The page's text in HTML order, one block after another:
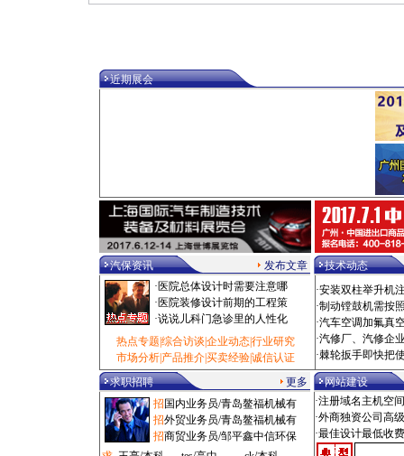
·接杆/泰州市 10000元
·乘用车/深圳市 100000元
·热风枪/泰州市 100000元
·气钻/广州市 11000元
诊断仪/沈阳市 11000元
·光毂机/枣庄市 11500元
·设备工具/闸北区 11500元
·粘接剂/闵行区 11800元
添加剂/石家庄市 12元
吸尘机/深圳市 1200元
风炮/锡林郭勒盟 1200元
空压机/杭州市 12000元
磨砂机/广州市 125元
扒胎机/鞍山市 12500元
·冷铆机/长春市 12500元
检测线/株洲市 125000元
工具车/嘉定区 1280元
汽贸管理/抚顺市 1280元
近期展会
汽保资讯 发布文章
技术动态
· 医院总体设计时需要注意哪
· 医院装修设计前期的工程策
·说说儿科门急诊里的人性化
热点专题 综合访谈 企业动态行业研究
市场分析 产品推介买卖经验诚信认证
·安装双柱举升机
·制动镗鼓机需按
·汽车空调加氟真
·汽修厂、汽修企
·棘轮扳手即快把
求职招聘 更多
网站建设
招 国内业务员/青岛鳌福机械有
招外贸业务员/青岛鳌福机械有
招商贸业务员/邹平鑫中信环保
·注册域名主机空
·外商独资公司高
·最佳设计最低收